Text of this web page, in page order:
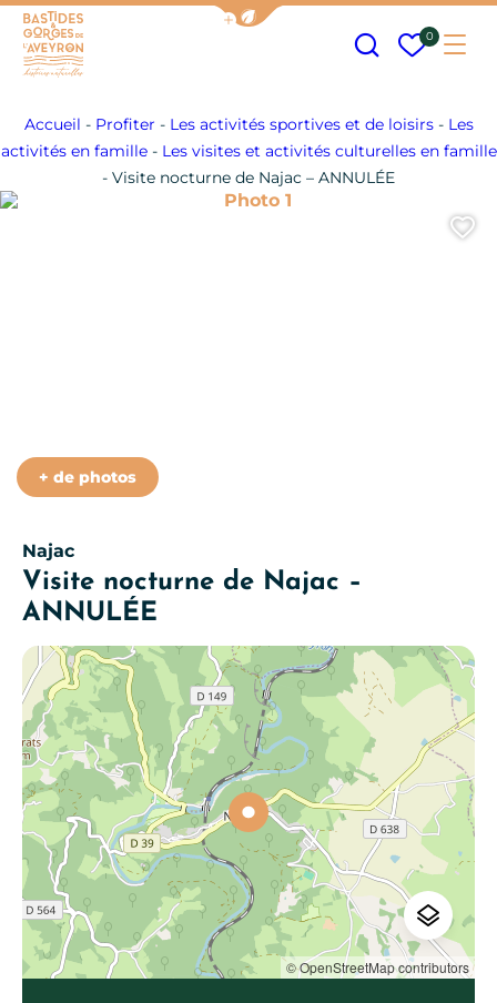
Afficher la barre de navigation
Mes
0
Accueil - Profiter - Les activités sportives et de loisirs- Les
activités en famille- Les visites et activités culturelles en famille
- Visite nocturne de Najac – ANNULÉE
Najac
Visite nocturne de Najac –
ANNULÉE
Photo 1
+ de photos
© OpenStreetMap contributors